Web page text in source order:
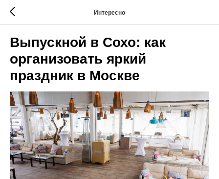
Интересно
Выпускной в Сохо: как
организовать яркий
праздник в Москве